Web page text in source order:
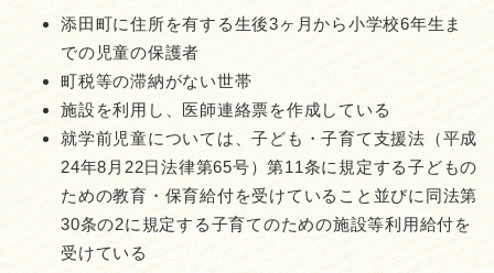
添田町に住所を有する生後3ヶ月から小学校6年生ま
での児童の保護者
町税等の滞納がない世帯
施設を利用し、医師連絡票を作成している
就学前児童については、子ども・子育て支援法（平成
24年8月22日法律第65号）第11条に規定する子どもの
ための教育・保育給付を受けていること並びに同法第
30条の2に規定する子育てのための施設等利用給付を
受けている